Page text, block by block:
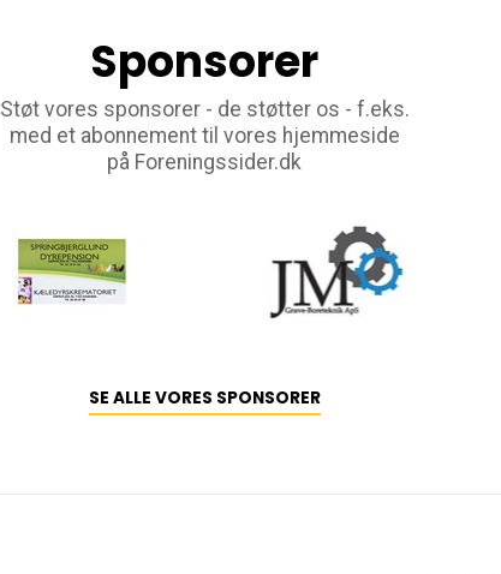
Sponsorer
Støt vores sponsorer - de støtter os - f.eks.
med et abonnement til vores hjemmeside
på Foreningssider.dk
SE ALLE VORES SPONSORER